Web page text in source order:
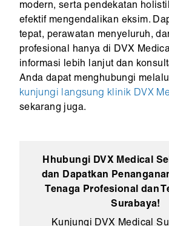
modern, serta pendekatan
efektif mengendalikan eksim.
tepat, perawatan menyeluruh,
profesional hanya di DVX
informasi lebih lanjut dan
Anda dapat menghubungi
kunjungi langsung klinik DVX
sekarang juga.
Hhubungi DVX Medical
dan Dapatkan
Tenaga Profesional dan
Surabaya!
Kunjungi DVX Medical